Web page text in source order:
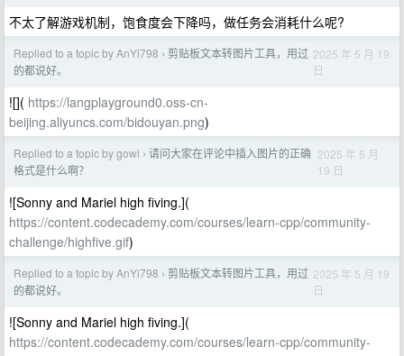
不太了解游戏机制，饱食度会下降吗，做任务会消耗什么呢?
Replied to a topic by AnYi798 › 剪贴板文本转图片工具，用过
的都说好。
2025 年 5 月 19
日
![]( https://langplayground0.oss-cn-
beijing.aliyuncs.com/bidouyan.png)
Replied to a topic by gowl › 请问大家在评论中插入图片的正确
格式是什么啊？
2025 年 5 月
19 日
![Sonny and Mariel high fiving.](
https://content.codecademy.com/courses/learn-cpp/community-
challenge/highfive.gif)
Replied to a topic by AnYi798 › 剪贴板文本转图片工具，用过
的都说好。
2025 年 5 月 19
日
![Sonny and Mariel high fiving.](
https://content.codecademy.com/courses/learn-cpp/community-